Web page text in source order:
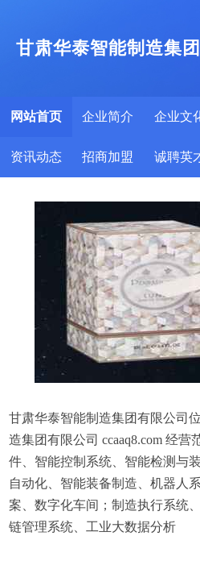
甘肃华泰智能制造集
网站首页 企业简介 企业文
资讯动态 招商加盟 诚聘英
甘肃华泰智能制造集团有限公司
造集团有限公司 ccaaq8.com 经
件、智能控制系统、智能检测与
自动化、智能装备制造、机器人
案、数字化车间；制造执行系统
链管理系统、工业大数据分析